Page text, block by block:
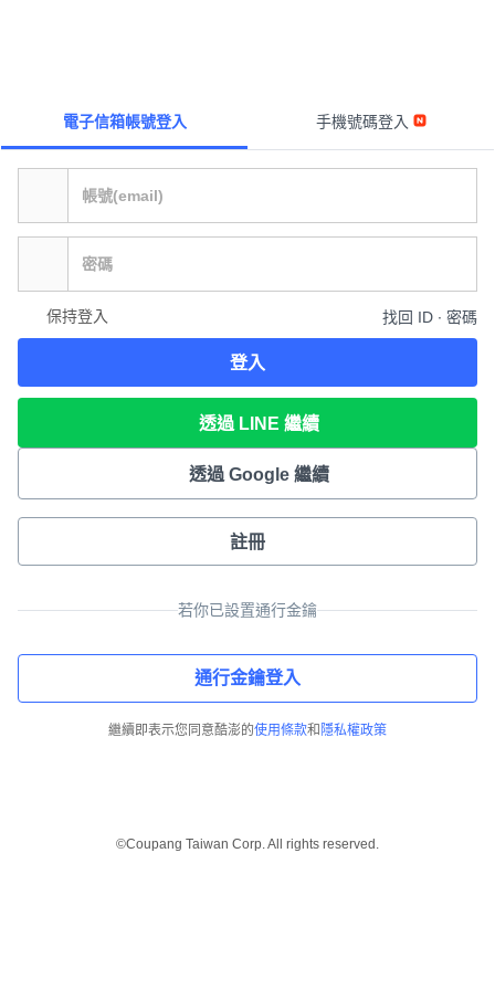
電子信箱帳號登入 手機號碼登入
保持登入 找回 ID ∙ 密碼
登入
透過 LINE 繼續
透過 Google 繼續
註冊
若你已設置通行金鑰
通行金鑰登入
繼續即表示您同意酷澎的使用條款和 隱私權政策
©Coupang Taiwan Corp. All rights reserved.